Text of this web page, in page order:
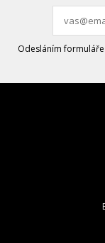
Odesláním